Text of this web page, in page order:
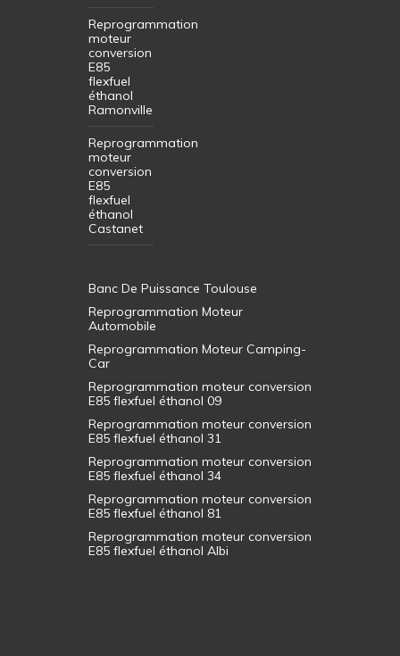
Reprogrammation
moteur
conversion
E85
flexfuel
éthanol
Ramonville
Reprogrammation
moteur
conversion
E85
flexfuel
éthanol
Castanet
Banc De Puissance Toulouse
Reprogrammation Moteur
Automobile
Reprogrammation Moteur Camping-
Car
Reprogrammation moteur conversion
E85 flexfuel éthanol 09
Reprogrammation moteur conversion
E85 flexfuel éthanol 31
Reprogrammation moteur conversion
E85 flexfuel éthanol 34
Reprogrammation moteur conversion
E85 flexfuel éthanol 81
Reprogrammation moteur conversion
E85 flexfuel éthanol Albi